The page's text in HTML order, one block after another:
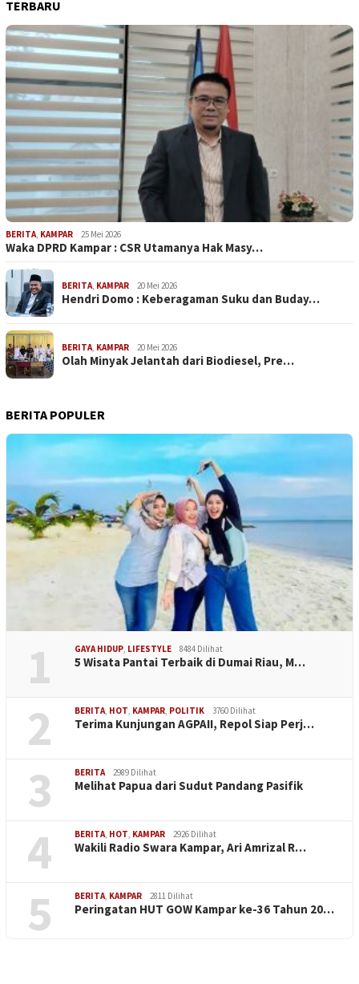
TERBARU
BERITA KAMPAR 25 Mei 2026
Waka DPRD Kampar : CSR Utamanya Hak Masy…
BERITA KAMPAR 20 Mei 2026
Hendri Domo : Keberagaman Suku dan Buday…
BERITA KAMPAR 20 Mei 2026
Olah Minyak Jelantah dari Biodiesel, Pre…
BERITA POPULER
1 GAYA HIDUP LIFESTYLE 8484 Dilihat
5 Wisata Pantai Terbaik di Dumai Riau, M…
2 BERITA HOT KAMPAR POLITIK 3760 Dilihat
Terima Kunjungan AGPAII, Repol Siap Perj…
3 BERITA 2989 Dilihat
Melihat Papua dari Sudut Pandang Pasifik
4 BERITA HOT KAMPAR 2926 Dilihat
Wakili Radio Swara Kampar, Ari Amrizal R…
5 BERITA KAMPAR 2811 Dilihat
Peringatan HUT GOW Kampar ke-36 Tahun 20…